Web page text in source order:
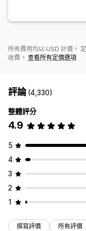
所有費用均以 USD 計價。
收費。 查看所有定價選項
評論(4,330)
整體評分
4.9
5
4
3
2
1
撰寫評價 所有評價